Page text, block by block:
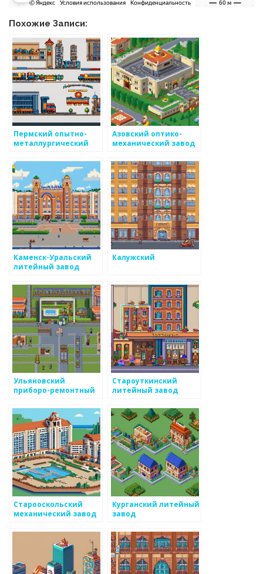
Похожие Записи:
Пермский опытно-
металлургический
завод
Азовский оптико-
механический завод
Каменск-Уральский
литейный завод
Калужский
Ульяновский
приборо-ремонтный
Староуткинский
литейный завод
Старооскольский
механический завод
Курганский литейный
завод